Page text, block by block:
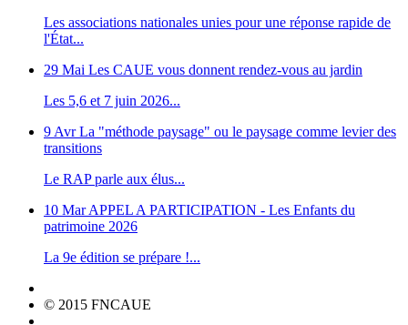
Les associations nationales unies pour une réponse rapide de
l'État...
29 Mai Les CAUE vous donnent rendez-vous au jardin
Les 5,6 et 7 juin 2026...
9 Avr La "méthode paysage" ou le paysage comme levier des
transitions
Le RAP parle aux élus...
10 Mar APPEL A PARTICIPATION - Les Enfants du
patrimoine 2026
La 9e édition se prépare !...
© 2015 FNCAUE